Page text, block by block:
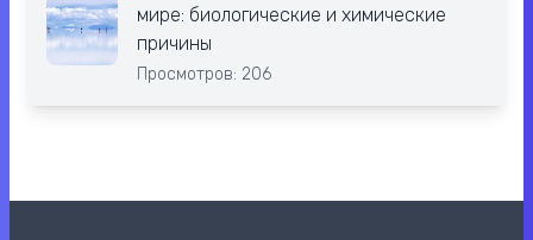
мире: биологические и химические
причины
Просмотров: 206